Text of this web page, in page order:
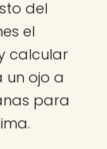
del
el
calcular
un ojo a
para